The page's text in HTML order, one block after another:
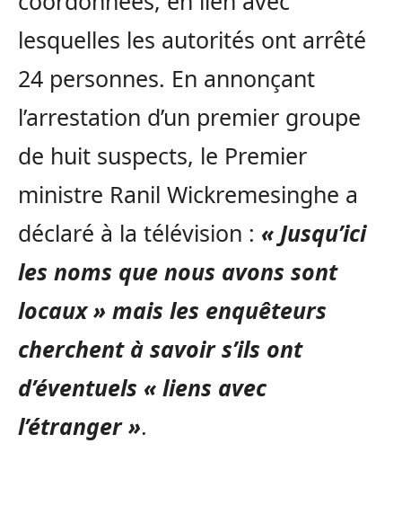
lesquelles les autorités ont arrêté
24 personnes. En annonçant
l’arrestation d’un premier groupe
de huit suspects, le Premier
ministre Ranil Wickremesinghe a
déclaré à la télévision : « Jusqu’ici
les noms que nous avons sont
locaux » mais les enquêteurs
cherchent à savoir s’ils ont
d’éventuels « liens avec
l’étranger ».